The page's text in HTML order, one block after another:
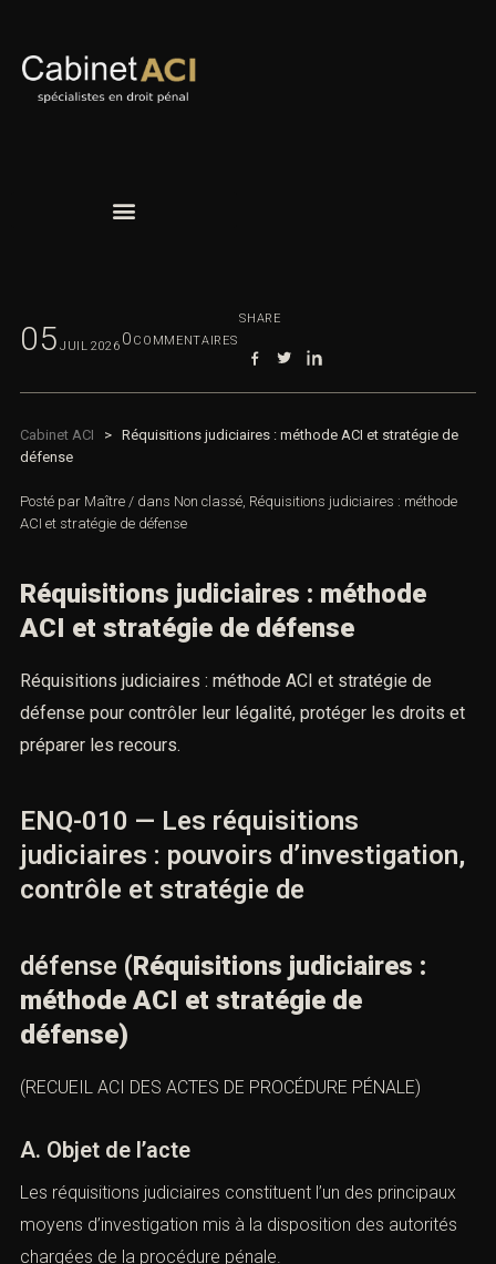
05 JUIL 2026 0 COMMENTAIRES
SHARE
Cabinet ACI > Réquisitions judiciaires : méthode ACI et stratégie de
défense
Posté par Maître / dans Non classé Réquisitions judiciaires : méthode
ACI et stratégie de défense
Réquisitions judiciaires : méthode
ACI et stratégie de défense
Réquisitions judiciaires : méthode ACI et stratégie de
défense pour contrôler leur légalité, protéger les droits
et préparer les recours.
ENQ-010 — Les réquisitions
judiciaires : pouvoirs
d’investigation, contrôle et
défense(Réquisitions judiciaires :
méthode ACI et stratégie de
A. Objet de l’acte
Les réquisitions judiciaires constituent l’un des principaux
moyens d’investigation mis à la disposition des autorités